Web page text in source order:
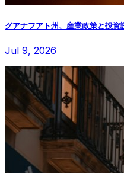
グアナフアト州、産業政策と投資
Jul 9, 2026